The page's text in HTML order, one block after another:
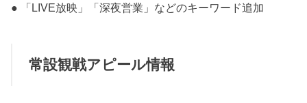
● 「LIVE放映」「深夜営業」などのキーワード追加
常設観戦アピール情報